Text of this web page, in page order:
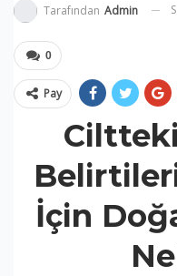
Tarafından Admin
0
Pay
İçin